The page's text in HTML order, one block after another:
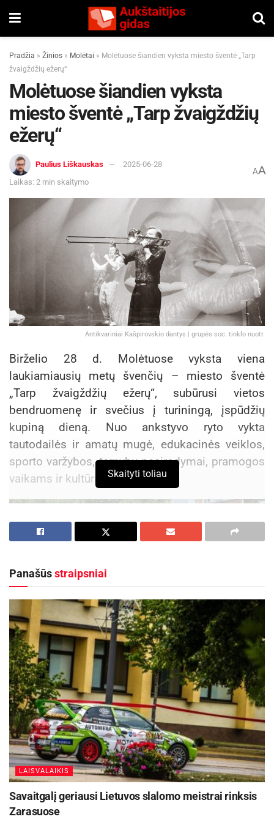
Pradžia » Žinios » Molėtai » Molėtuose šiandien vyksta miesto šventė „Tarp
žvaigždžių ežerų“
Molėtuose šiandien vyksta
miesto šventė „Tarp žvaigždžių
ežerų“
Paulius Liškauskas
2025-06-28
Laikas: 2 min skaitymo
AA
Antikvariniai Kašpirovskio dantys | grupės soc. tinklo nuotr.
Birželio 28 d. Molėtuose vyksta viena
laukiamiausių metų švenčių – miesto šventė
„Tarp žvaigždžių ežerų“, subūrusi vietos
bendruomenę ir svečius į turiningą, įspūdžių
kupiną dieną. Nuo ankstyvo ryto vykta
tautodailės ir amatų mugė, edukacinės veiklos,
sporto varžybos, tarnybų pasirodymai, pramogos
vaikams ir kultūriniai renginiai.
Molėtuose šiandien vyksta miesto šventė „Tarp žvaigždžių ežerų“ | moletai.lt
Skaityti toliau
Panašūsstraipsniai
LAISVALAIKIS
Savaitgalį geriausi Lietuvos slalomo meistrai rinksis
Zarasuose